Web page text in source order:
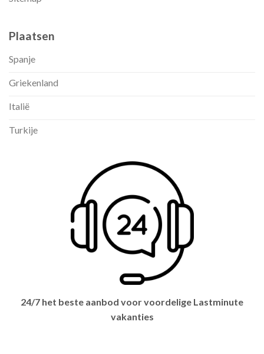
Plaatsen
Spanje
Griekenland
Italië
Turkije
24/7 het beste aanbod voor voordelige Lastminute
vakanties